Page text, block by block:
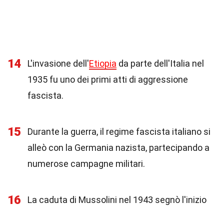
14 L'invasione dell'Etiopia da parte dell'Italia nel
1935 fu uno dei primi atti di aggressione
fascista.
15
Durante la guerra, il regime fascista italiano si
alleò con la Germania nazista, partecipando a
numerose campagne militari.
16
La caduta di Mussolini nel 1943 segnò l'inizio